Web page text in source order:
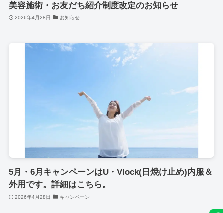
美容施術・お友だち紹介制度改定のお知らせ
2026年4月28日 お知らせ
5月・6月キャンペーンはU・Vlock(日焼け止め)内服＆
外用です。詳細はこちら。
2026年4月28日 キャンペーン